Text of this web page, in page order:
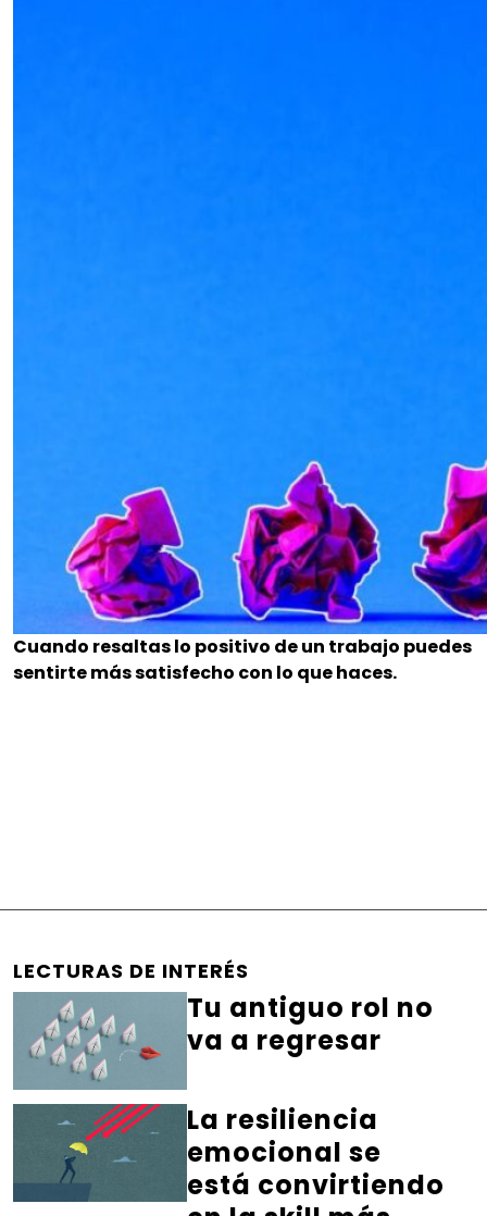
Cuando resaltas lo positivo de un trabajo puedes
sentirte más satisfecho con lo que haces.
LECTURAS DE INTERÉS
Tu antiguo rol no
va a regresar
La resiliencia
emocional se
está convirtiendo